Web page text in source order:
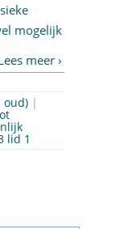
mogelijk
oud)|
lid 1